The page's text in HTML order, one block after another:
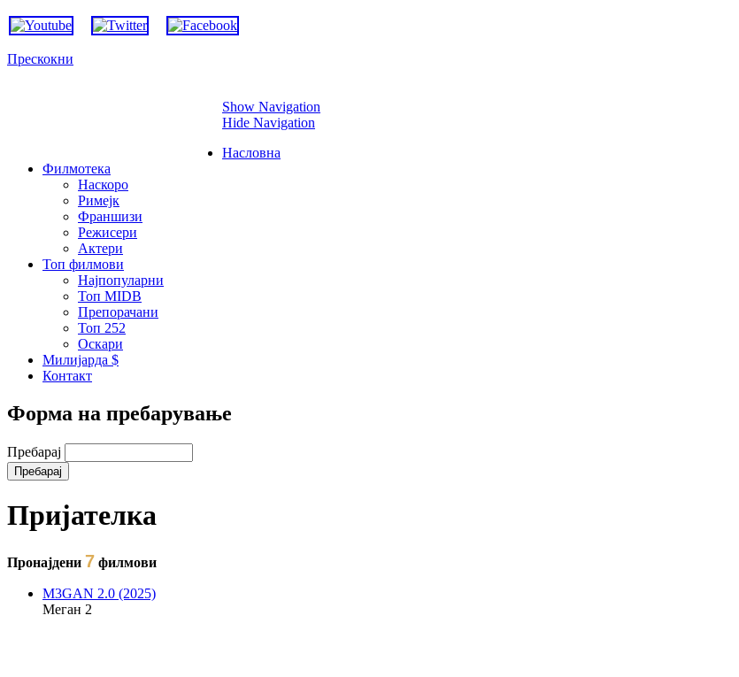
Прескокни
Show Navigation
Hide Navigation
Насловна
Филмотека
Наскоро
Римејк
Франшизи
Режисери
Актери
Топ филмови
Најпопуларни
Топ MIDB
Препорачани
Топ 252
Оскари
Милијарда $
Контакт
Форма на пребарување
Пребарај
Пријателка
Пронајдени 7 филмови
M3GAN 2.0 (2025)
Меган 2